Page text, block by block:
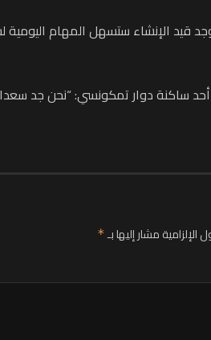
الإنشاء ستسهل المهام اليومية
ساكنة دوار تمكونسي: “نحن جد سعداء
الإلزامية مشار إليها بـ*